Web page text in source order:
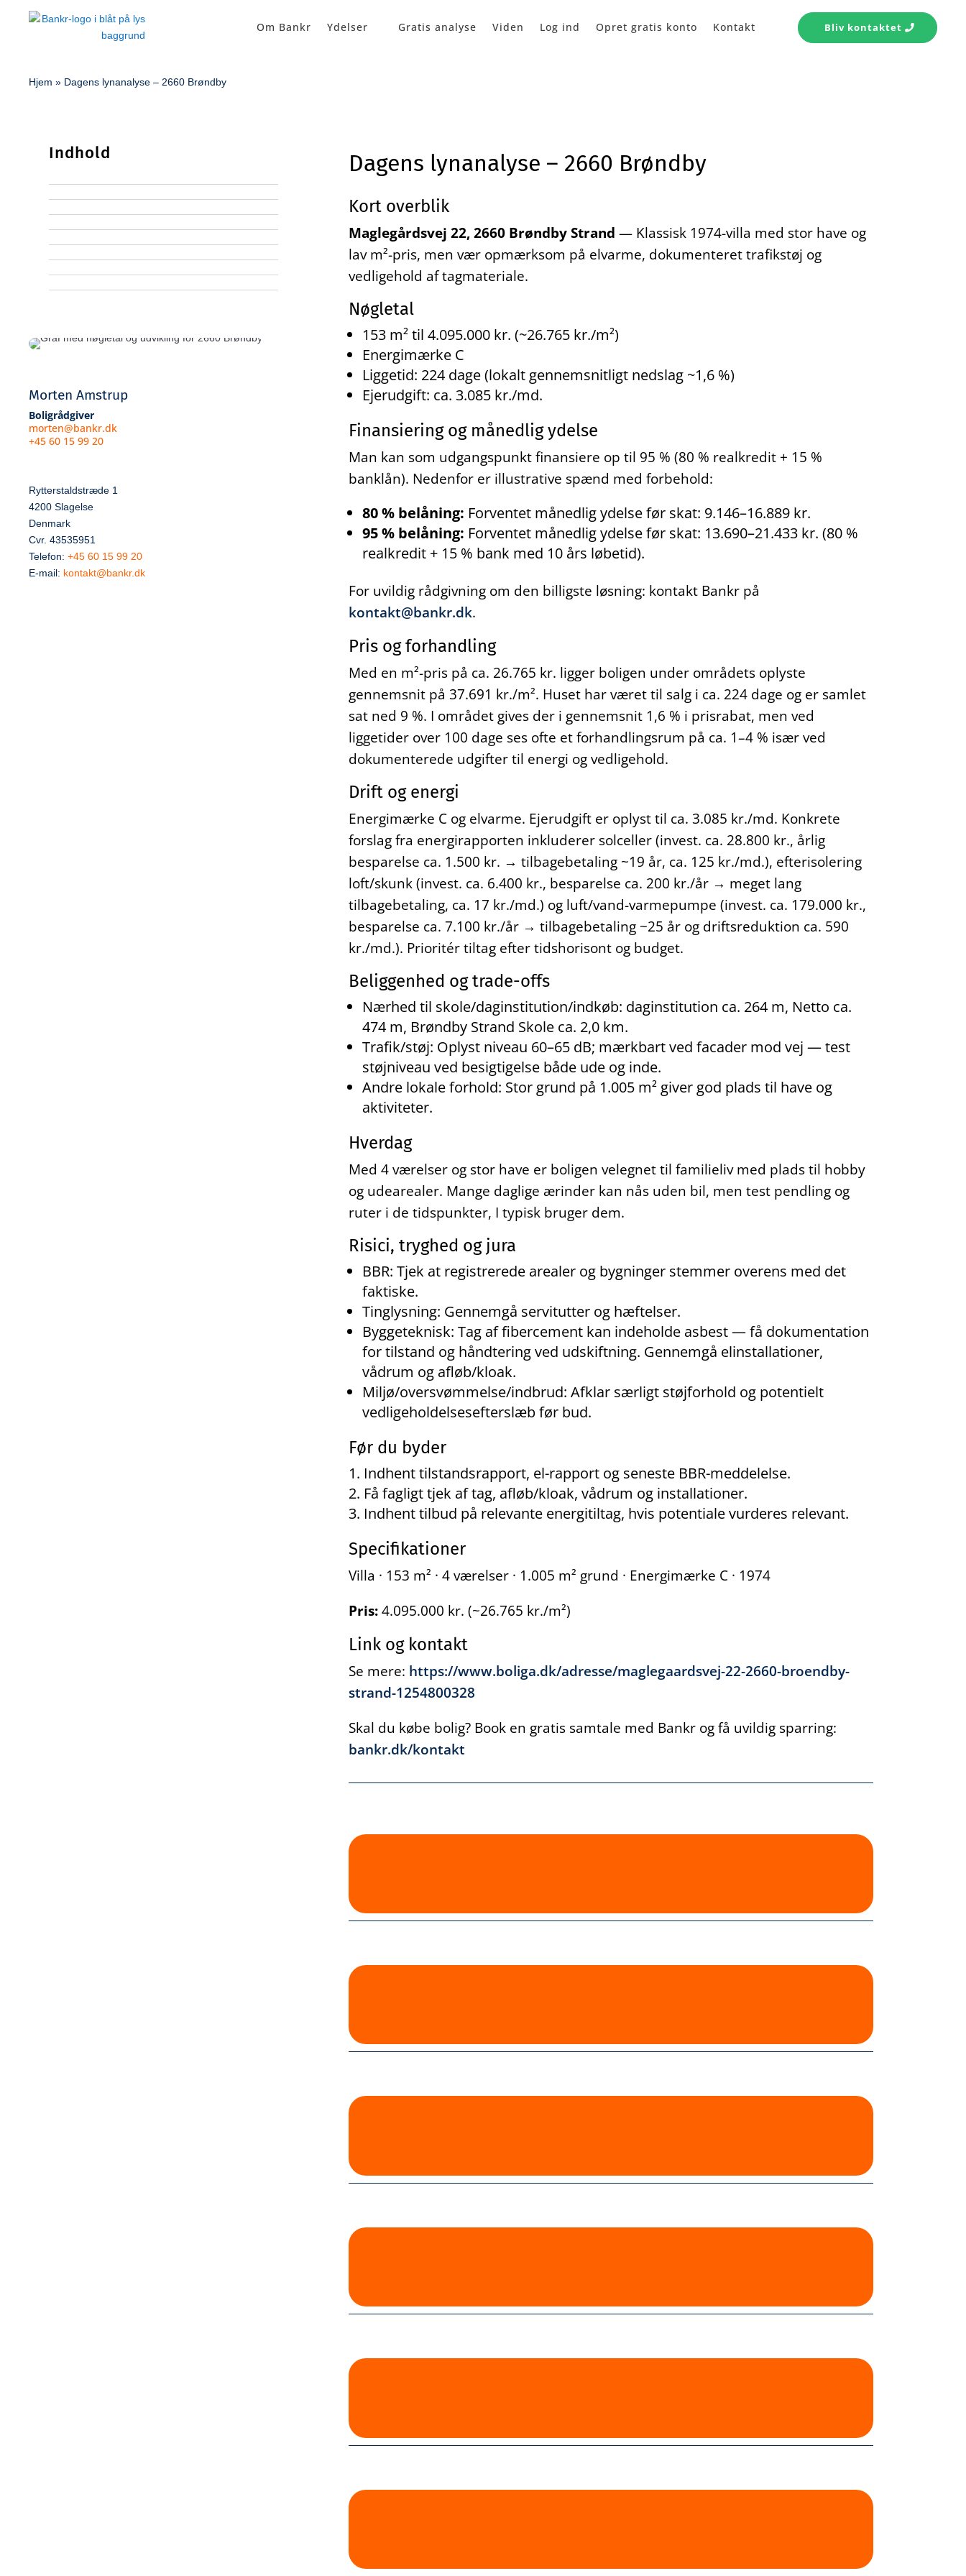
Om Bankr Ydelser Gratis analyse Viden Log ind Opret gratis konto Kontakt Bliv kontaktet
Hjem » Dagens lynanalyse – 2660 Brøndby
Indhold
Morten Amstrup
Boligrådgiver
morten@bankr.dk
+45 60 15 99 20
Rytterstaldstræde 1
4200 Slagelse
Denmark
Cvr. 43535951
Telefon:+45 60 15 99 20
E-mail: kontakt@bankr.dk
Dagens lynanalyse – 2660 Brøndby
Kort overblik
Maglegårdsvej 22, 2660 Brøndby Strand — Klassisk 1974-villa med stor have og
lav m²-pris, men vær opmærksom på elvarme, dokumenteret trafikstøj og
vedligehold af tagmateriale.
Nøgletal
153 m² til 4.095.000 kr. (~26.765 kr./m²)
Energimærke C
Liggetid: 224 dage (lokalt gennemsnitligt nedslag ~1,6 %)
Ejerudgift: ca. 3.085 kr./md.
Finansiering og månedlig ydelse
Man kan som udgangspunkt finansiere op til 95 % (80 % realkredit + 15 %
banklån). Nedenfor er illustrative spænd med forbehold:
80 % belåning: Forventet månedlig ydelse før skat: 9.146–16.889 kr.
95 % belåning: Forventet månedlig ydelse før skat: 13.690–21.433 kr. (80 %
realkredit + 15 % bank med 10 års løbetid).
For uvildig rådgivning om den billigste løsning: kontakt Bankr på
kontakt@bankr.dk.
Pris og forhandling
Med en m²-pris på ca. 26.765 kr. ligger boligen under områdets oplyste
gennemsnit på 37.691 kr./m². Huset har været til salg i ca. 224 dage og er samlet
sat ned 9 %. I området gives der i gennemsnit 1,6 % i prisrabat, men ved
liggetider over 100 dage ses ofte et forhandlingsrum på ca. 1–4 % især ved
dokumenterede udgifter til energi og vedligehold.
Drift og energi
Energimærke C og elvarme. Ejerudgift er oplyst til ca. 3.085 kr./md. Konkrete
forslag fra energirapporten inkluderer solceller (invest. ca. 28.800 kr., årlig
besparelse ca. 1.500 kr. → tilbagebetaling ~19 år, ca. 125 kr./md.), efterisolering
loft/skunk (invest. ca. 6.400 kr., besparelse ca. 200 kr./år → meget lang
tilbagebetaling, ca. 17 kr./md.) og luft/vand-varmepumpe (invest. ca. 179.000 kr.,
besparelse ca. 7.100 kr./år → tilbagebetaling ~25 år og driftsreduktion ca. 590
kr./md.). Prioritér tiltag efter tidshorisont og budget.
Beliggenhed og trade-offs
Nærhed til skole/daginstitution/indkøb: daginstitution ca. 264 m, Netto ca.
474 m, Brøndby Strand Skole ca. 2,0 km.
Trafik/støj: Oplyst niveau 60–65 dB; mærkbart ved facader mod vej — test
støjniveau ved besigtigelse både ude og inde.
Andre lokale forhold: Stor grund på 1.005 m² giver god plads til have og
aktiviteter.
Hverdag
Med 4 værelser og stor have er boligen velegnet til familieliv med plads til hobby
og udearealer. Mange daglige ærinder kan nås uden bil, men test pendling og
ruter i de tidspunkter, I typisk bruger dem.
Risici, tryghed og jura
BBR: Tjek at registrerede arealer og bygninger stemmer overens med det
faktiske.
Tinglysning: Gennemgå servitutter og hæftelser.
Byggeteknisk: Tag af fibercement kan indeholde asbest — få dokumentation
for tilstand og håndtering ved udskiftning. Gennemgå elinstallationer,
vådrum og afløb/kloak.
Miljø/oversvømmelse/indbrud: Afklar særligt støjforhold og potentielt
vedligeholdelsesefterslæb før bud.
Før du byder
Indhent tilstandsrapport, el-rapport og seneste BBR-meddelelse.
Få fagligt tjek af tag, afløb/kloak, vådrum og installationer.
Indhent tilbud på relevante energitiltag, hvis potentiale vurderes relevant.
Specifikationer
Villa · 153 m² · 4 værelser · 1.005 m² grund · Energimærke C · 1974
Pris:4.095.000 kr. (~26.765 kr./m²)
Link og kontakt
Se mere: https://www.boliga.dk/adresse/maglegaardsvej-22-2660-broendby-
strand-1254800328
Skal du købe bolig? Book en gratis samtale med Bankr og få uvildig sparring:
bankr.dk/kontakt